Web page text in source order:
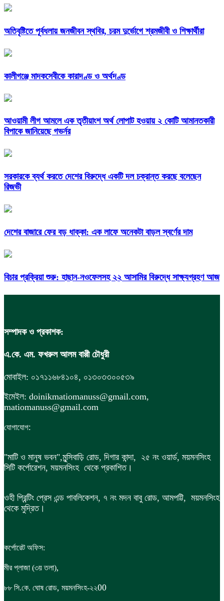
অতিবৃষ্টিতে পূর্বধলায় জনজীবন স্থবির, চরম দুর্ভোগে শ্রমজীবী ও শিক্ষার্থীরা
কালীগঞ্জে মাদকসেবীকে কারাদণ্ড ও অর্থদণ্ড
আওয়ামী লীগ আমলে এক তৃতীয়াংশ অর্থ লোপাট হওয়ায় ২ কোটি আমানতকারী
বিপাকে জানিয়েছে গভর্নর
সরকারকে ব্যর্থ করতে দেশের বিরুদ্ধে একটি দল চক্রান্ত করছে বলেছেন
রিজভী
দেশের বাজারে ফের বড় ধাক্কা: এক লাফে অনেকটা বাড়ল স্বর্ণের দাম
বিচার প্রক্রিয়া শুরু: হাছান-নওফেলসহ ২২ আসামির বিরুদ্ধে সাক্ষ্যগ্রহণ আজ
সম্পাদক ও প্রকাশক:
এ.কে. এম. ফখরুল আলম বাপ্পী চৌধুরী
মোবাইল: ০১৭১১৬৮৪১০৪, ০১৩০৩৩০০৫৩৯
ইমেইল: doinikmatiomanuss@gmail.com,
matiomanuss@gmail.com
যোগাযোগ:
"মাটি ও মানুষ ভবন",মুন্সিবাড়ি রোড, দিগার কান্দা, ২৫ নং ওয়ার্ড, ময়মনসিংহ
সিটি কর্পোরেশন, ময়মনসিংহ থেকে প্রকাশিত।
ওহী প্রিন্টিং প্রেস এন্ড পাবলিকেশন, ৭ নং মদন বাবু রোড, আমপট্টি, ময়মনসিংহ
থেকে মুদ্রিত।
কর্পোরেট অফিস:
মীর প্লাজা (৩য় তলা),
৮৮ সি.কে. ঘোষ রোড, ময়মনসিংহ-২২00